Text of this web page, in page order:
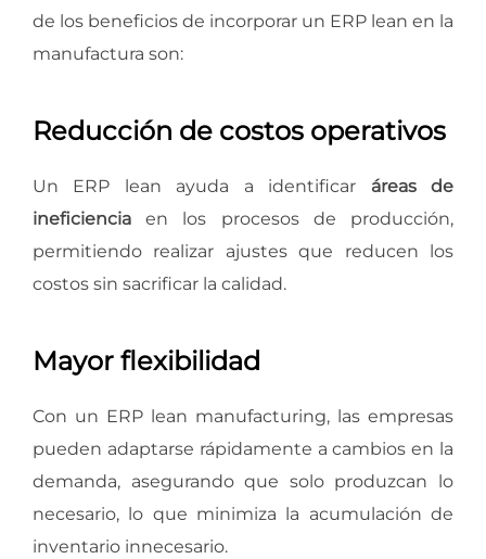
de los beneficios de incorporar un ERP lean en la
manufactura son:
Reducción de costos operativos
Un ERP lean ayuda a identificar áreas de
ineficiencia en los procesos de producción,
permitiendo realizar ajustes que reducen los
costos sin sacrificar la calidad.
Mayor flexibilidad
Con un ERP lean manufacturing, las empresas
pueden adaptarse rápidamente a cambios en la
demanda, asegurando que solo produzcan lo
necesario, lo que minimiza la acumulación de
inventario innecesario.